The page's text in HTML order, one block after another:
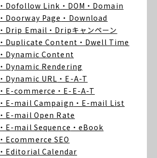
・Dofollow Link ・DOM ・Domain
・Doorway Page ・Download
・Drip Email ・Dripキャンペーン
・Duplicate Content ・Dwell Time
・Dynamic Content
・Dynamic Rendering
・Dynamic URL ・E-A-T
・E-commerce ・E-E-A-T
・E-mail Campaign ・E-mail List
・E-mail Open Rate
・E-mail Sequence ・eBook
・Ecommerce SEO
・Editorial Calendar